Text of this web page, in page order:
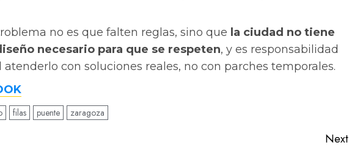
no es que falten reglas, sino que la ciudad no tiene
necesario para que se respeten, y es responsabilidad
con soluciones reales, no con parches temporales.
filas puente zaragoza
Next